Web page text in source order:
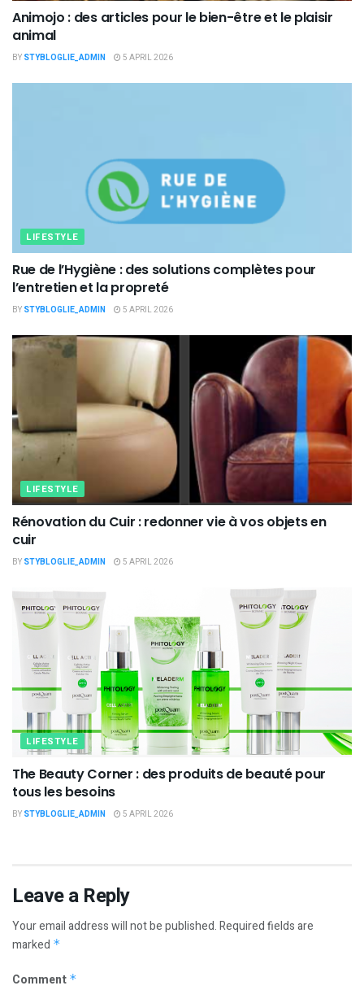
Animojo : des articles pour le bien-être et le plaisir
animal
BY STYBLOGLIE_ADMIN 5 APRIL 2026
LIFESTYLE
Rue de l’Hygiène : des solutions complètes pour
l’entretien et la propreté
BY STYBLOGLIE_ADMIN 5 APRIL 2026
LIFESTYLE
Rénovation du Cuir : redonner vie à vos objets en
cuir
BY STYBLOGLIE_ADMIN 5 APRIL 2026
LIFESTYLE
The Beauty Corner : des produits de beauté pour
tous les besoins
BY STYBLOGLIE_ADMIN 5 APRIL 2026
Leave a Reply
Your email address will not be published.Required fields are
marked *
Comment *